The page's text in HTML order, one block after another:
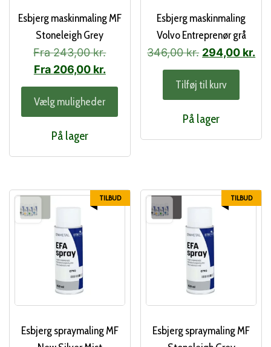
Esbjerg maskinmaling MF
Stoneleigh Grey
Fra243,00kr.
Fra 206,00 kr.
Vælg muligheder
Dette
varianter.
kan
vælges
På lager
Esbjerg maskinmaling
Volvo Entreprenør grå
346,00kr. Den
oprindelige
pris
var:
346,00 kr..
294,00 kr.
Tilføj til kurv
På lager
TILBUD
Esbjerg spraymaling MF
TILBUD
Esbjerg spraymaling MF